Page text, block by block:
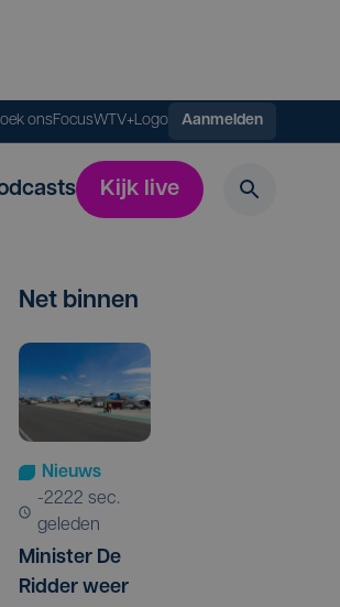
onsFocusWTV+Logo Aanmelden
Kijk live
Net binnen
Nieuws
-2222 sec.
geleden
Minister De
Ridder weer